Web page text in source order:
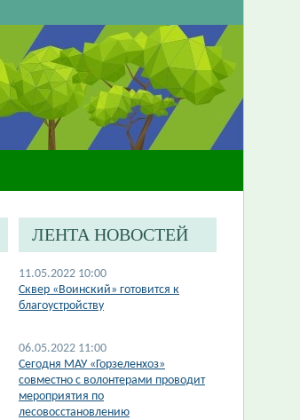
ЛЕНТА НОВОСТЕЙ
11.05.2022 10:00
Сквер «Воинский» готовится к
благоустройству
06.05.2022 11:00
Сегодня МАУ «Горзеленхоз»
совместно с волонтерами проводит
мероприятия по
лесовосстановлению